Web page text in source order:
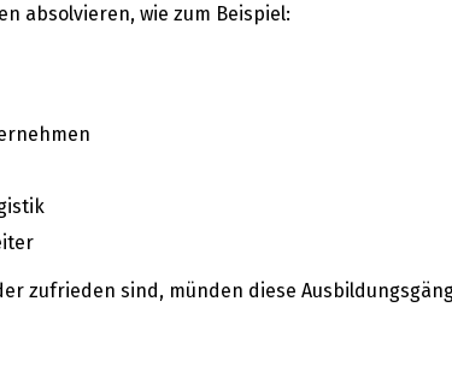
absolvieren, wie zum Beispiel:
zufrieden sind, münden diese